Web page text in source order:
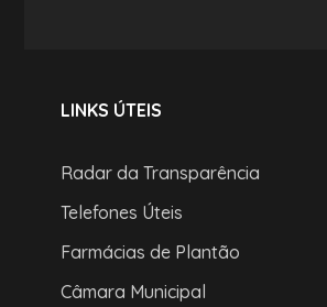
LINKS ÚTEIS
Radar da Transparência
Telefones Úteis
Farmácias de Plantão
Câmara Municipal